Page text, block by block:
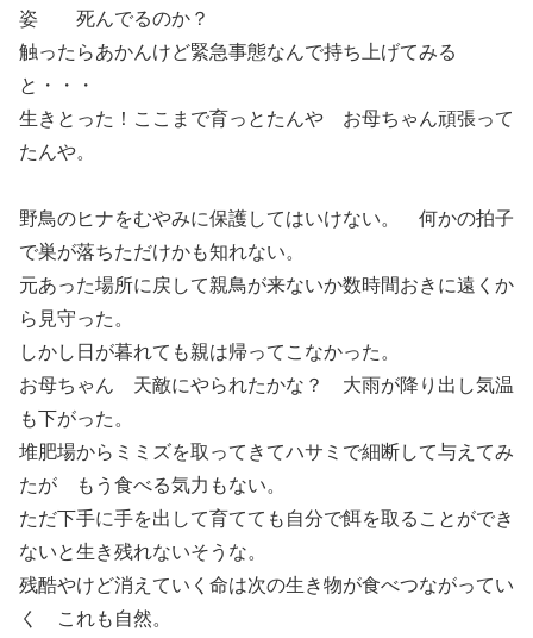
姿 死んでるのか？
触ったらあかんけど緊急事態なんで持ち上げてみる
と・・・
生きとった！ここまで育っとたんや お母ちゃん頑張って
たんや。
野鳥のヒナをむやみに保護してはいけない。 何かの拍子
で巣が落ちただけかも知れない。
元あった場所に戻して親鳥が来ないか数時間おきに遠くか
ら見守った。
しかし日が暮れても親は帰ってこなかった。
お母ちゃん 天敵にやられたかな？ 大雨が降り出し気温
も下がった。
堆肥場からミミズを取ってきてハサミで細断して与えてみ
たが もう食べる気力もない。
ただ下手に手を出して育てても自分で餌を取ることができ
ないと生き残れないそうな。
残酷やけど消えていく命は次の生き物が食べつながってい
く これも自然。